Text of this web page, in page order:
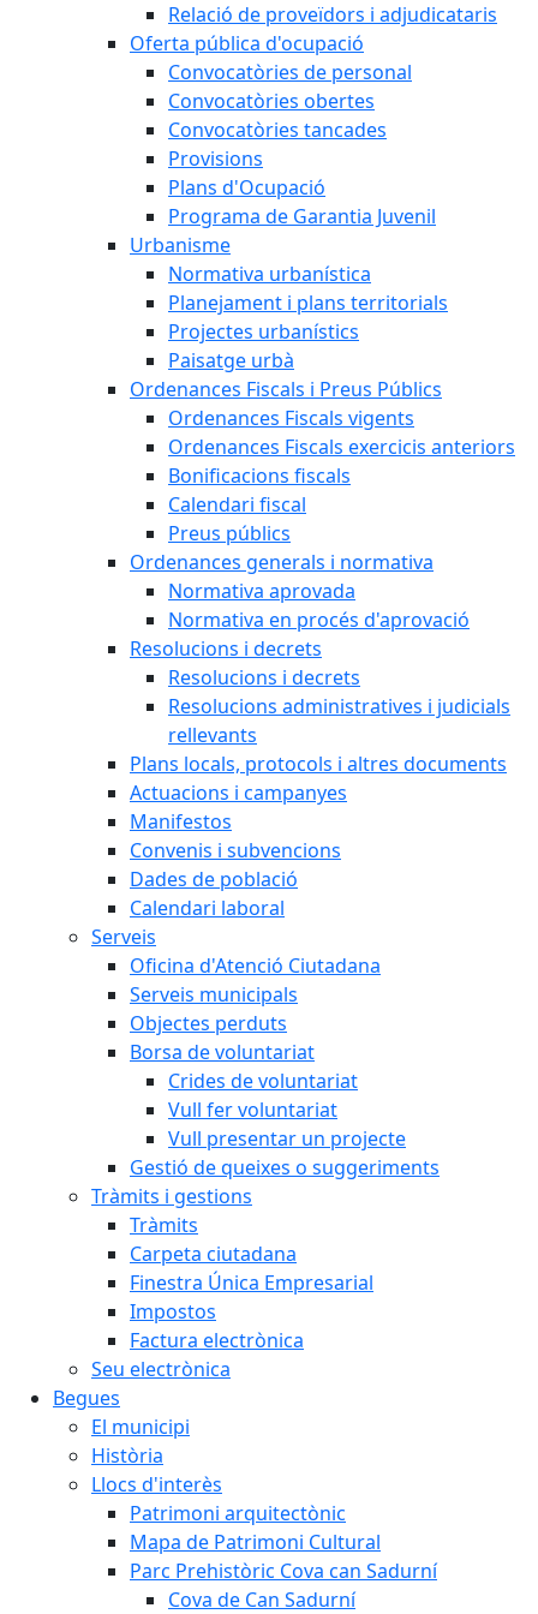
Relació de proveïdors i adjudicataris
Oferta pública d'ocupació
Convocatòries de personal
Convocatòries obertes
Convocatòries tancades
Provisions
Plans d'Ocupació
Programa de Garantia Juvenil
Urbanisme
Normativa urbanística
Planejament i plans territorials
Projectes urbanístics
Paisatge urbà
Ordenances Fiscals i Preus Públics
Ordenances Fiscals vigents
Ordenances Fiscals exercicis anteriors
Bonificacions fiscals
Calendari fiscal
Preus públics
Ordenances generals i normativa
Normativa aprovada
Normativa en procés d'aprovació
Resolucions i decrets
Resolucions i decrets
Resolucions administratives i judicials
rellevants
Plans locals, protocols i altres documents
Actuacions i campanyes
Manifestos
Convenis i subvencions
Dades de població
Calendari laboral
Serveis
Oficina d'Atenció Ciutadana
Serveis municipals
Objectes perduts
Borsa de voluntariat
Crides de voluntariat
Vull fer voluntariat
Vull presentar un projecte
Gestió de queixes o suggeriments
Tràmits i gestions
Tràmits
Carpeta ciutadana
Finestra Única Empresarial
Impostos
Factura electrònica
Seu electrònica
Begues
El municipi
Història
Llocs d'interès
Patrimoni arquitectònic
Mapa de Patrimoni Cultural
Parc Prehistòric Cova can Sadurní
Cova de Can Sadurní